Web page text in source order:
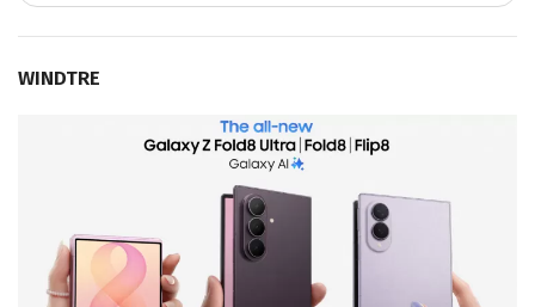
WINDTRE